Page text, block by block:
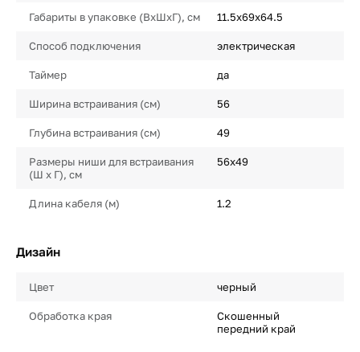
Габариты в упаковке (ВхШхГ), см 11.5x69x64.5
Способ подключения электрическая
Таймер да
Ширина встраивания (см) 56
Глубина встраивания (см) 49
Размеры ниши для встраивания
(Ш х Г), см
56x49
Длина кабеля (м) 1.2
Дизайн
Цвет черный
Обработка края
Скошенный
передний край